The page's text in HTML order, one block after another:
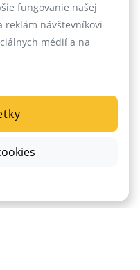
fungovanie našej
reklám návštevníkovi
médií a na